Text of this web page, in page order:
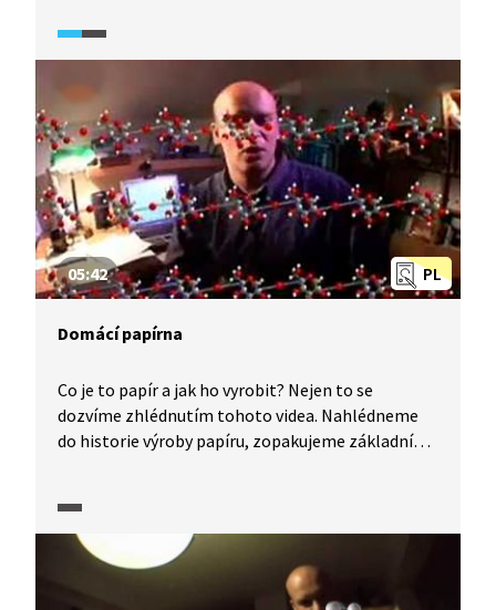
je schopna každý den zpracovat tunu plastového
oleje. S unikátním strojem chce firma vstoupit
na trh.
PL
05:42
Domácí papírna
Co je to papír a jak ho vyrobit? Nejen to se
dozvíme zhlédnutím tohoto videa. Nahlédneme
do historie výroby papíru, zopakujeme základní
vyrobíme doma. Pojďme na to!